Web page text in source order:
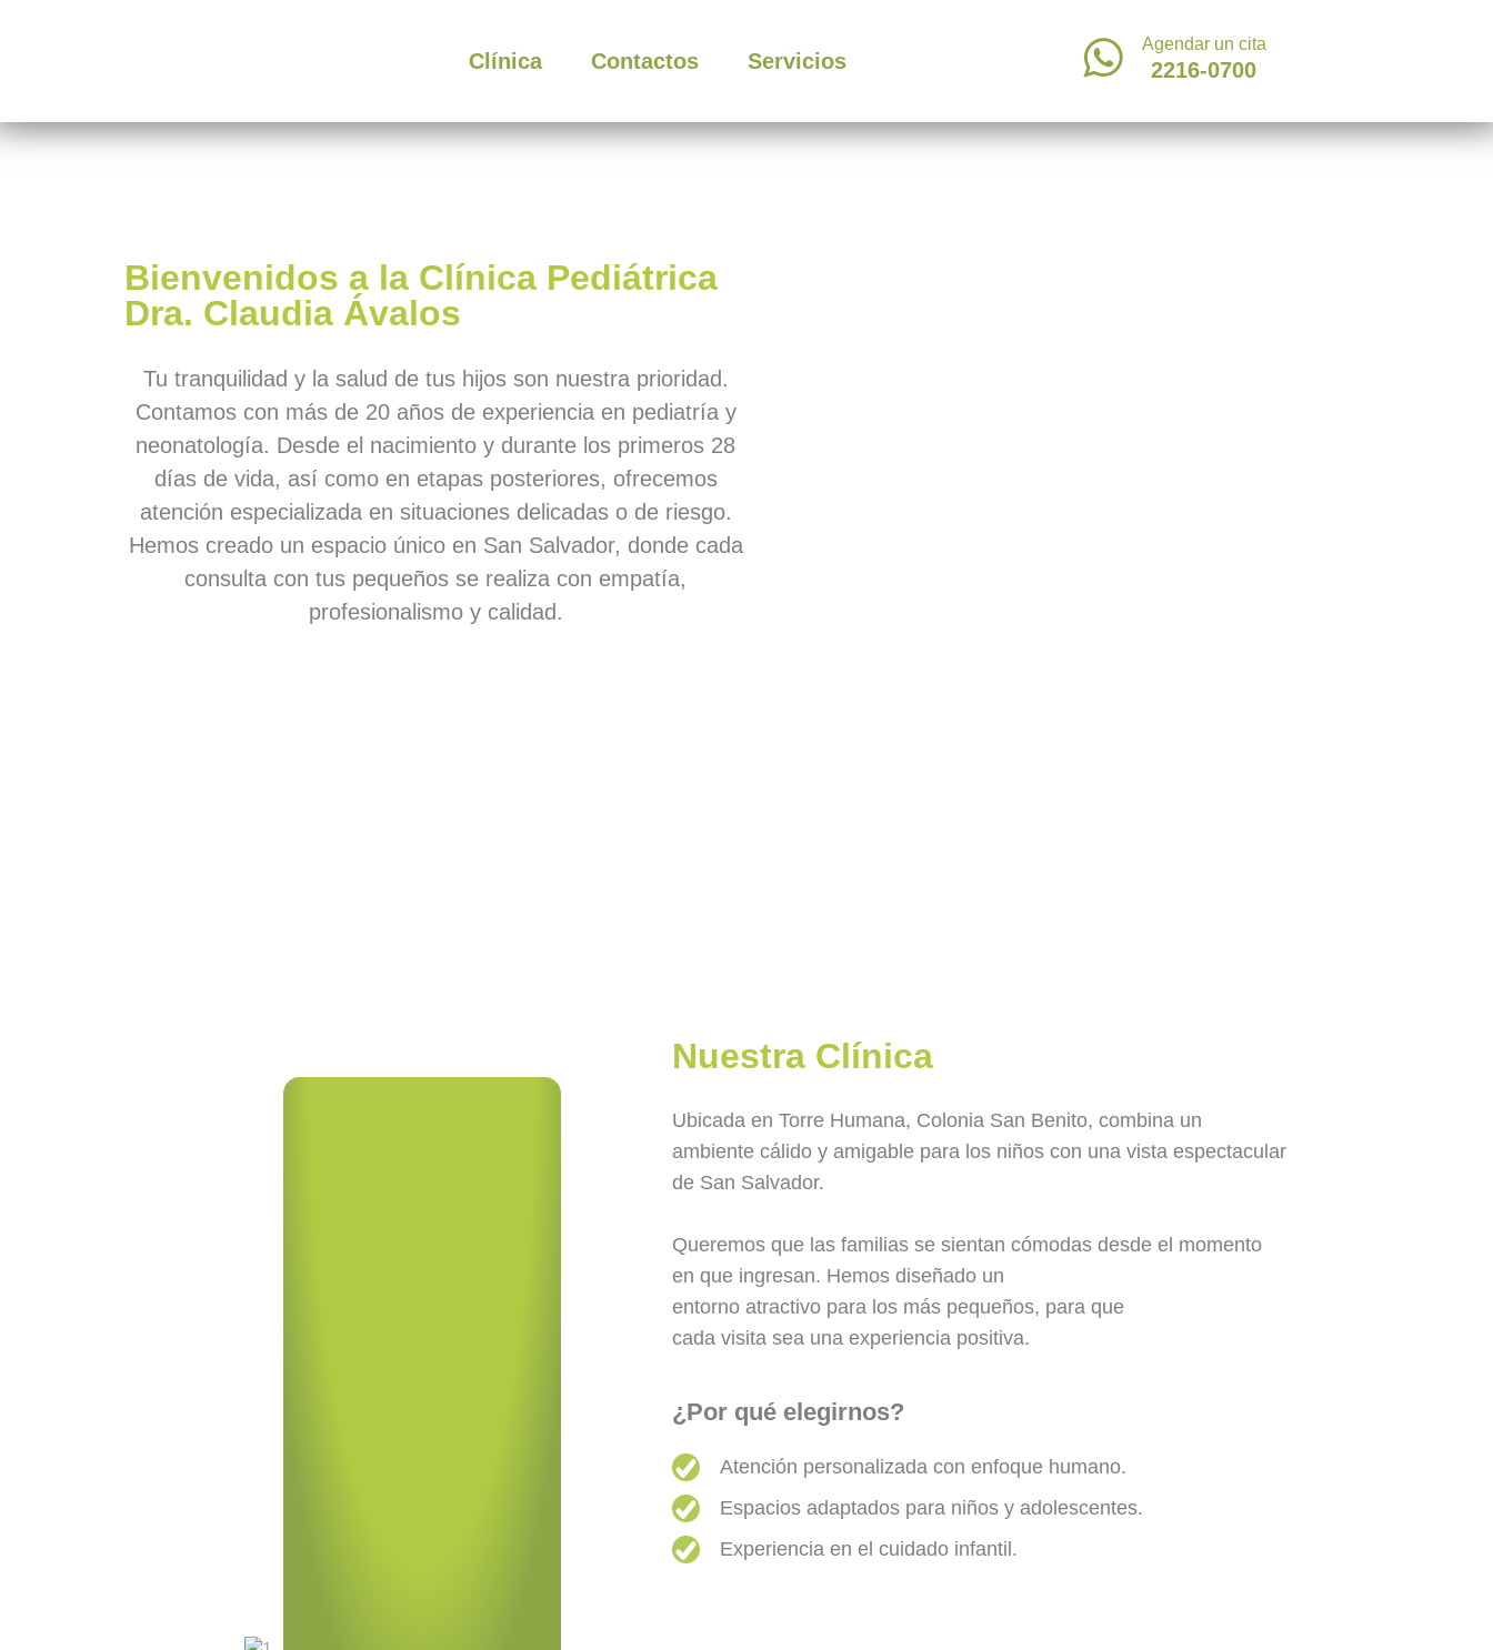
Clínica Contactos Servicios
Agendar un cita
2216-0700
Bienvenidos a la Clínica Pediátrica
Dra. Claudia Ávalos
Tu tranquilidad y la salud de tus hijos son nuestra prioridad.
Contamos con más de 20 años de experiencia en pediatría y
neonatología. Desde el nacimiento y durante los primeros 28
días de vida, así como en etapas posteriores, ofrecemos
atención especializada en situaciones delicadas o de riesgo.
Hemos creado un espacio único en San Salvador, donde cada
consulta con tus pequeños se realiza con empatía,
profesionalismo y calidad.
Nuestra Clínica
Ubicada en Torre Humana, Colonia San Benito, combina un
ambiente cálido y amigable para los niños con una vista espectacular
de San Salvador.
Queremos que las familias se sientan cómodas desde el momento
en que ingresan. Hemos diseñado un
entorno atractivo para los más pequeños, para que
cada visita sea una experiencia positiva.
¿Por qué elegirnos?
Atención personalizada con enfoque humano.
Espacios adaptados para niños y adolescentes.
Experiencia en el cuidado infantil.